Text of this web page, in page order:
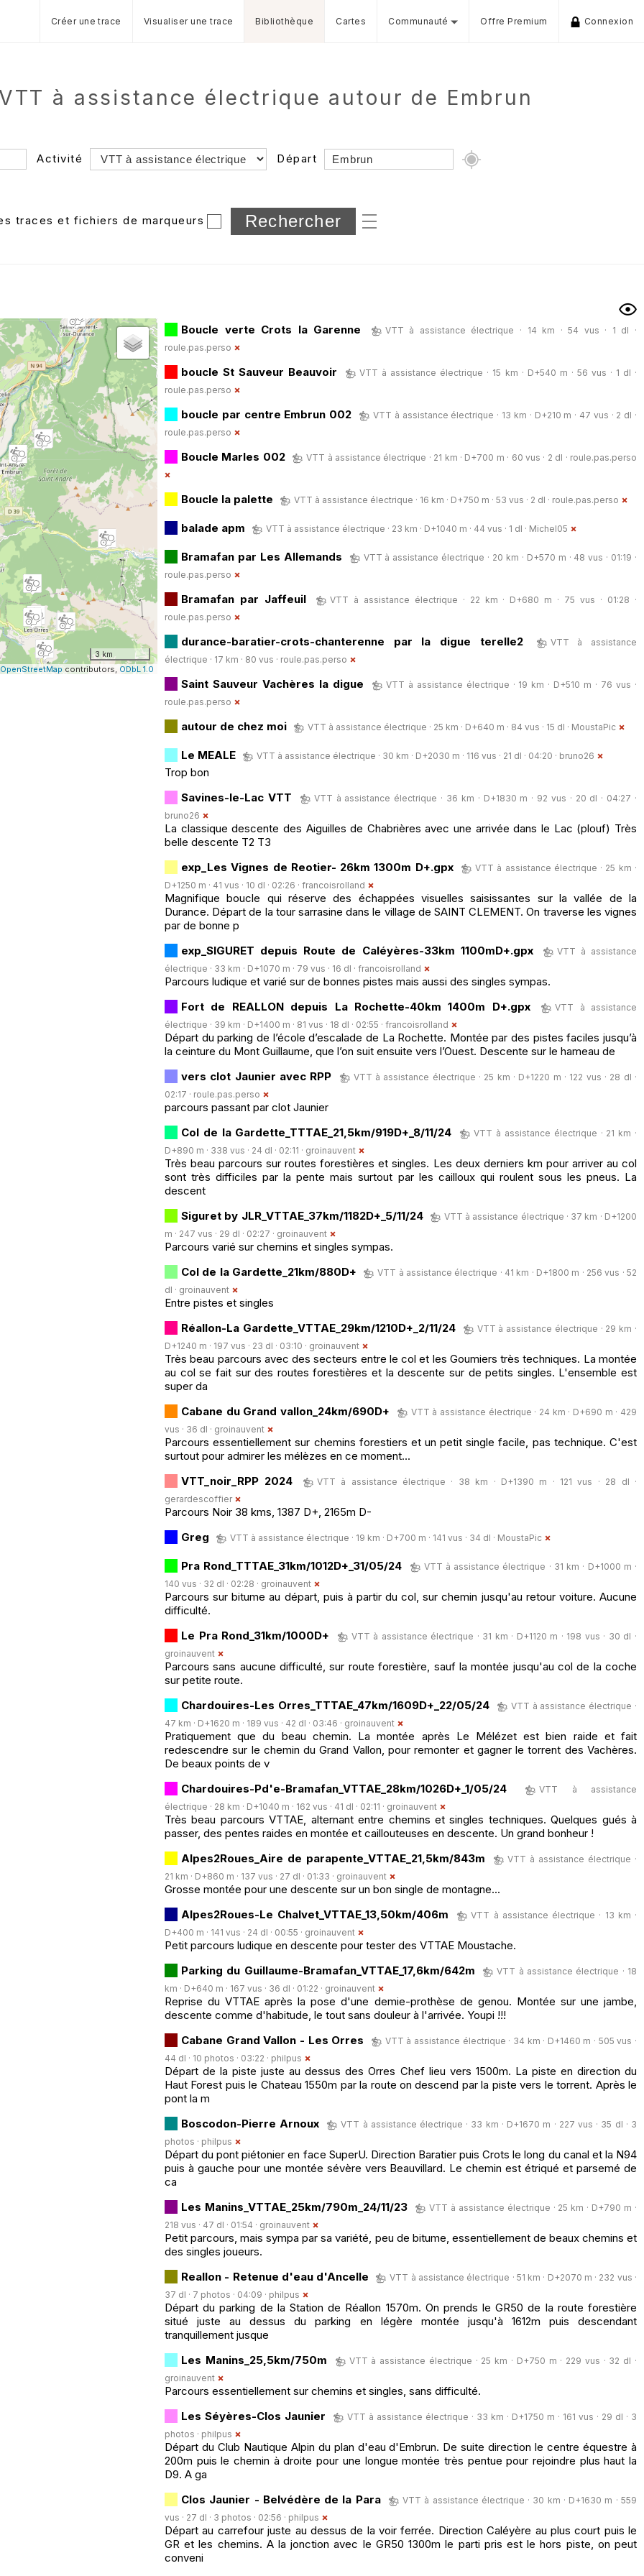
Créer une trace Visualiser une trace Bibliothèque Cartes Communauté Offre Premium Connexion
à assistance électrique autour de Embrun
Activité Départ
Dossier
et sous-dossiers
traces et fichiers de marqueurs
3 km
OpenStreetMap contributors, ODbL 1.0
Boucle verte Crots la Garenne
VTT à assistance électrique · 14 km · 54 vus · 1 dl ·
roule.pas.perso
boucle St Sauveur Beauvoir
VTT à assistance électrique · 15 km · D+540 m · 56 vus · 1 dl ·
roule.pas.perso
boucle par centre Embrun 002
VTT à assistance électrique · 13 km · D+210 m · 47 vus · 2 dl ·
roule.pas.perso
Boucle Marles 002 VTT à assistance électrique · 21 km · D+700 m · 60 vus · 2 dl · roule.pas.perso
Boucle la palette VTT à assistance électrique · 16 km · D+750 m · 53 vus · 2 dl · roule.pas.perso
balade apm VTT à assistance électrique · 23 km · D+1040 m · 44 vus · 1 dl · Michel05
Bramafan par Les Allemands
VTT à assistance électrique · 20 km · D+570 m · 48 vus · 01:19 ·
roule.pas.perso
Bramafan par Jaffeuil
VTT à assistance électrique · 22 km · D+680 m · 75 vus · 01:28 ·
roule.pas.perso
durance-baratier-crots-chanterenne par la digue terelle2
VTT à assistance
électrique · 17 km · 80 vus · roule.pas.perso
Saint Sauveur Vachères la digue
VTT à assistance électrique · 19 km · D+510 m · 76 vus ·
roule.pas.perso
autour de chez moi VTT à assistance électrique · 25 km · D+640 m · 84 vus · 15 dl · MoustaPic
Le MEALE VTT à assistance électrique · 30 km · D+2030 m · 116 vus · 21 dl · 04:20 · bruno26
Trop bon
Savines-le-Lac VTT
VTT à assistance électrique · 36 km · D+1830 m · 92 vus · 20 dl · 04:27 ·
bruno26
La classique descente des Aiguilles de Chabrières avec une arrivée dans le Lac (plouf) Très
belle descente T2 T3
exp_Les Vignes de Reotier- 26km 1300m D+.gpx
VTT à assistance électrique · 25 km ·
D+1250 m · 41 vus · 10 dl · 02:26 · francoisrolland
Magnifique boucle qui réserve des échappées visuelles saisissantes sur la vallée de la
Durance. Départ de la tour sarrasine dans le village de SAINT CLEMENT. On traverse les vignes
par de bonne p
exp_SIGURET depuis Route de Caléyères-33km 1100mD+.gpx
VTT à assistance
électrique · 33 km · D+1070 m · 79 vus · 16 dl · francoisrolland
Parcours ludique et varié sur de bonnes pistes mais aussi des singles sympas.
Fort de REALLON depuis La Rochette-40km 1400m D+.gpx
VTT à assistance
électrique · 39 km · D+1400 m · 81 vus · 18 dl · 02:55 · francoisrolland
Départ du parking de l’école d’escalade de La Rochette. Montée par des pistes faciles jusqu’à
la ceinture du Mont Guillaume, que l’on suit ensuite vers l’Ouest. Descente sur le hameau de
vers clot Jaunier avec RPP
VTT à assistance électrique · 25 km · D+1220 m · 122 vus · 28 dl ·
02:17 · roule.pas.perso
parcours passant par clot Jaunier
Col de la Gardette_TTTAE_21,5km/919D+_8/11/24
VTT à assistance électrique · 21 km ·
D+890 m · 338 vus · 24 dl · 02:11 · groinauvent
Très beau parcours sur routes forestières et singles. Les deux derniers km pour arriver au col
sont très difficiles par la pente mais surtout par les cailloux qui roulent sous les pneus. La
descent
Siguret by JLR_VTTAE_37km/1182D+_5/11/24
VTT à assistance électrique · 37 km · D+1200
m · 247 vus · 29 dl · 02:27 · groinauvent
Parcours varié sur chemins et singles sympas.
Col de la Gardette_21km/880D+
VTT à assistance électrique · 41 km · D+1800 m · 256 vus · 52
dl · groinauvent
Entre pistes et singles
Réallon-La Gardette_VTTAE_29km/1210D+_2/11/24
VTT à assistance électrique · 29 km ·
D+1240 m · 197 vus · 23 dl · 03:10 · groinauvent
Très beau parcours avec des secteurs entre le col et les Goumiers très techniques. La montée
au col se fait sur des routes forestières et la descente sur de petits singles. L'ensemble est
super da
Cabane du Grand vallon_24km/690D+
VTT à assistance électrique · 24 km · D+690 m · 429
vus · 36 dl · groinauvent
Parcours essentiellement sur chemins forestiers et un petit single facile, pas technique. C'est
surtout pour admirer les mélèzes en ce moment...
VTT_noir_RPP 2024
VTT à assistance électrique · 38 km · D+1390 m · 121 vus · 28 dl ·
gerardescoffier
Parcours Noir 38 kms, 1387 D+, 2165m D-
Greg
VTT à assistance électrique · 19 km · D+700 m · 141 vus · 34 dl · MoustaPic
Pra Rond_TTTAE_31km/1012D+_31/05/24
VTT à assistance électrique · 31 km · D+1000 m ·
140 vus · 32 dl · 02:28 · groinauvent
Parcours sur bitume au départ, puis à partir du col, sur chemin jusqu'au retour voiture. Aucune
difficulté.
Le Pra Rond_31km/1000D+
VTT à assistance électrique · 31 km · D+1120 m · 198 vus · 30 dl ·
groinauvent
Parcours sans aucune difficulté, sur route forestière, sauf la montée jusqu'au col de la coche
sur petite route.
Chardouires-Les Orres_TTTAE_47km/1609D+_22/05/24
VTT à assistance électrique ·
47 km · D+1620 m · 189 vus · 42 dl · 03:46 · groinauvent
Pratiquement que du beau chemin. La montée après Le Mélézet est bien raide et fait
redescendre sur le chemin du Grand Vallon, pour remonter et gagner le torrent des Vachères.
De beaux points de v
Chardouires-Pd'e-Bramafan_VTTAE_28km/1026D+_1/05/24
VTT à assistance
électrique · 28 km · D+1040 m · 162 vus · 41 dl · 02:11 · groinauvent
Très beau parcours VTTAE, alternant entre chemins et singles techniques. Quelques gués à
passer, des pentes raides en montée et caillouteuses en descente. Un grand bonheur !
Alpes2Roues_Aire de parapente_VTTAE_21,5km/843m
VTT à assistance électrique ·
21 km · D+860 m · 137 vus · 27 dl · 01:33 · groinauvent
Grosse montée pour une descente sur un bon single de montagne...
Alpes2Roues-Le Chalvet_VTTAE_13,50km/406m
VTT à assistance électrique · 13 km ·
D+400 m · 141 vus · 24 dl · 00:55 · groinauvent
Petit parcours ludique en descente pour tester des VTTAE Moustache.
Parking du Guillaume-Bramafan_VTTAE_17,6km/642m
VTT à assistance électrique · 18
km · D+640 m · 167 vus · 36 dl · 01:22 · groinauvent
Reprise du VTTAE après la pose d'une demie-prothèse de genou. Montée sur une jambe,
descente comme d'habitude, le tout sans douleur à l'arrivée. Youpi !!!
Cabane Grand Vallon - Les Orres
VTT à assistance électrique · 34 km · D+1460 m · 505 vus ·
44 dl · 10 photos · 03:22 · philpus
Départ de la piste juste au dessus des Orres Chef lieu vers 1500m. La piste en direction du
Haut Forest puis le Chateau 1550m par la route on descend par la piste vers le torrent. Après le
pont la m
Boscodon-Pierre Arnoux
VTT à assistance électrique · 33 km · D+1670 m · 227 vus · 35 dl · 3
photos · philpus
Départ du pont piétonier en face SuperU. Direction Baratier puis Crots le long du canal et la N94
puis à gauche pour une montée sévère vers Beauvillard. Le chemin est étriqué et parsemé de
ca
Les Manins_VTTAE_25km/790m_24/11/23
VTT à assistance électrique · 25 km · D+790 m ·
218 vus · 47 dl · 01:54 · groinauvent
Petit parcours, mais sympa par sa variété, peu de bitume, essentiellement de beaux chemins et
des singles joueurs.
Reallon - Retenue d'eau d'Ancelle
VTT à assistance électrique · 51 km · D+2070 m · 232 vus ·
37 dl · 7 photos · 04:09 · philpus
Départ du parking de la Station de Réallon 1570m. On prends le GR50 de la route forestière
situé juste au dessus du parking en légère montée jusqu'à 1612m puis descendant
tranquillement jusque
Les Manins_25,5km/750m
VTT à assistance électrique · 25 km · D+750 m · 229 vus · 32 dl ·
groinauvent
Parcours essentiellement sur chemins et singles, sans difficulté.
Les Séyères-Clos Jaunier
VTT à assistance électrique · 33 km · D+1750 m · 161 vus · 29 dl · 3
photos · philpus
Départ du Club Nautique Alpin du plan d'eau d'Embrun. De suite direction le centre équestre à
200m puis le chemin à droite pour une longue montée très pentue pour rejoindre plus haut la
D9. A ga
Clos Jaunier - Belvédère de la Para
VTT à assistance électrique · 30 km · D+1630 m · 559
vus · 27 dl · 3 photos · 02:56 · philpus
Départ au carrefour juste au dessus de la voir ferrée. Direction Caléyère au plus court puis le
GR et les chemins. A la jonction avec le GR50 1300m le parti pris est le hors piste, on peut
conveni